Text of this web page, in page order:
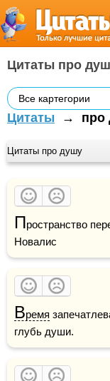
Цитаты про
Все картегории
Цитаты → про
Цитаты про душу
Пространство
Новалис
Время
глубь души.